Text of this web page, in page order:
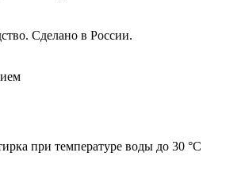
Сделано в России.
при температуре воды до 30 °C